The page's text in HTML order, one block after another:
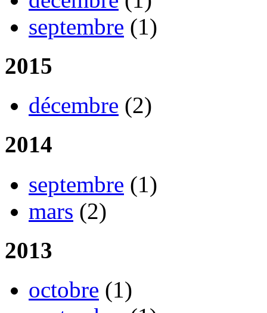
septembre (1)
2015
décembre (2)
2014
septembre (1)
mars (2)
2013
octobre (1)